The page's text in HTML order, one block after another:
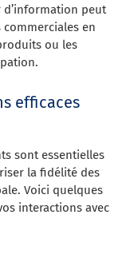
d’information peut
en
ou les
efficaces
sont essentielles
la fidélité des
Voici quelques
interactions avec